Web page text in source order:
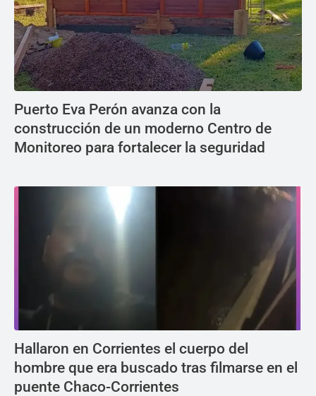
Puerto Eva Perón avanza con la
construcción de un moderno Centro de
Monitoreo para fortalecer la seguridad
Hallaron en Corrientes el cuerpo del
hombre que era buscado tras filmarse en el
puente Chaco-Corrientes